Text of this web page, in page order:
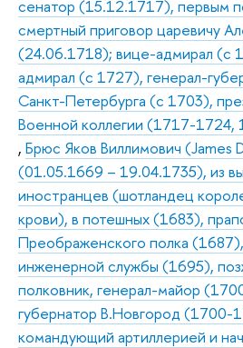
сенатор (15.12.1717), первым
смертный приговор царевичу
(24.06.1718); вице-адмирал (с
адмирал (с 1727), генерал-
Санкт-Петербурга (с 1703),
Военной коллегии (1717-
, Брюс Яков Виллимович (James
(01.05.1669 – 19.04.1735), из
иностранцев (шотландец
крови), в потешных (1683),
Преображенского полка
инженерной службы (1695),
полковник, генерал-майор
губернатор В.Новгород (1700-
командующий артиллерией и